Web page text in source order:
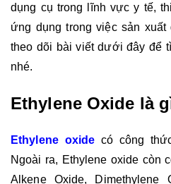
dụng cụ trong lĩnh vực y tế,
ứng dụng trong việc sản
theo dõi bài viết dưới đây để
nhé.
Ethylene Oxide là
Ethylene oxide có công
Ngoài ra, Ethylene oxide còn
Alkene Oxide, Dimethylene